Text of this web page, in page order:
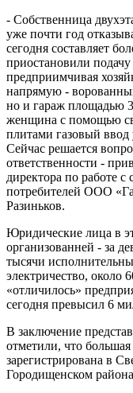
- Собственница
уже почти год
сегодня составляет
приостановили
предприимчивая
напрямую -
но и гараж площадью
женщина с помощью
плитами газовый ввод
Сейчас решается
ответственности -
директора по работе с
потребителей ООО
Разиньков.
Юридические лица в
организованней - за
тысячи
электричество, около
«отличилось»
сегодня превысил 6
В заключение
отметили, что большая
зарегистрирована в
Городищенском